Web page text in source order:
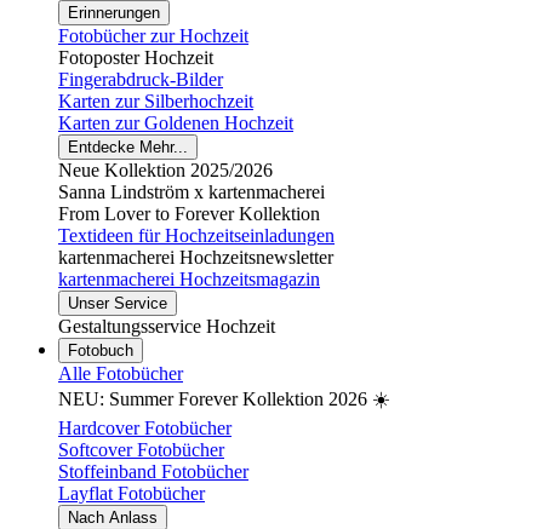
Erinnerungen
Fotobücher zur Hochzeit
Fotoposter Hochzeit
Fingerabdruck-Bilder
Karten zur Silberhochzeit
Karten zur Goldenen Hochzeit
Entdecke Mehr...
Neue Kollektion 2025/2026
Sanna Lindström x kartenmacherei
From Lover to Forever Kollektion
Textideen für Hochzeitseinladungen
kartenmacherei Hochzeitsnewsletter
kartenmacherei Hochzeitsmagazin
Unser Service
Gestaltungsservice Hochzeit
Fotobuch
Alle Fotobücher
NEU: Summer Forever Kollektion 2026 ☀️
Hardcover Fotobücher
Softcover Fotobücher
Stoffeinband Fotobücher
Layflat Fotobücher
Nach Anlass